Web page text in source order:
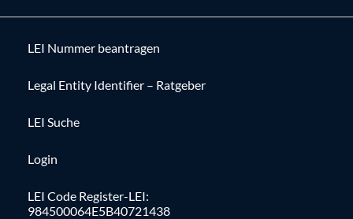
LEI Nummer beantragen
Legal Entity Identifier – Ratgeber
LEI Suche
Login
LEI Code Register-LEI:
984500064E5B40721438